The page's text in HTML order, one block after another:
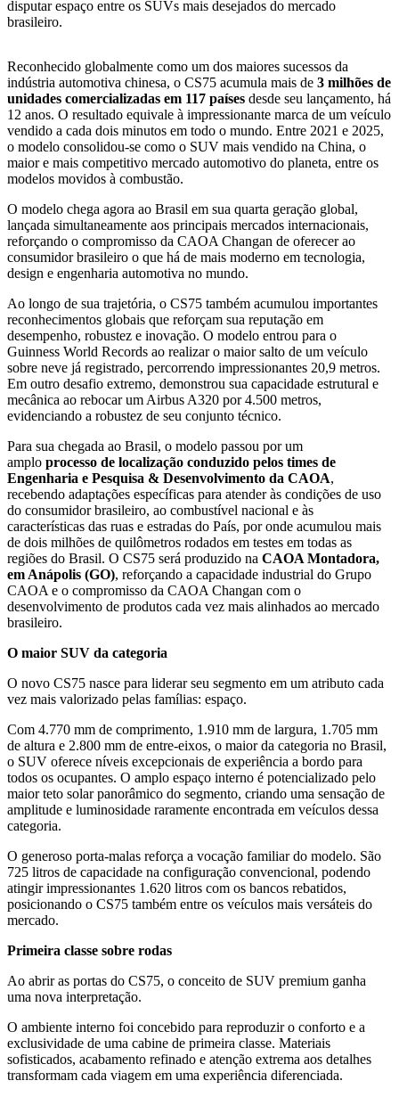
disputar espaço entre os SUVs mais desejados do mercado
brasileiro.
Reconhecido globalmente como um dos maiores sucessos da
indústria automotiva chinesa, o CS75 acumula mais de 3 milhões de
unidades comercializadas em 117 países desde seu lançamento, há
12 anos. O resultado equivale à impressionante marca de um veículo
vendido a cada dois minutos em todo o mundo. Entre 2021 e 2025,
o modelo consolidou-se como o SUV mais vendido na China, o
maior e mais competitivo mercado automotivo do planeta, entre os
modelos movidos à combustão.
O modelo chega agora ao Brasil em sua quarta geração global,
lançada simultaneamente aos principais mercados internacionais,
reforçando o compromisso da CAOA Changan de oferecer ao
consumidor brasileiro o que há de mais moderno em tecnologia,
design e engenharia automotiva no mundo.
Ao longo de sua trajetória, o CS75 também acumulou importantes
reconhecimentos globais que reforçam sua reputação em
desempenho, robustez e inovação. O modelo entrou para o
Guinness World Records ao realizar o maior salto de um veículo
sobre neve já registrado, percorrendo impressionantes 20,9 metros.
Em outro desafio extremo, demonstrou sua capacidade estrutural e
mecânica ao rebocar um Airbus A320 por 4.500 metros,
evidenciando a robustez de seu conjunto técnico.
Para sua chegada ao Brasil, o modelo passou por um
amplo processo de localização conduzido pelos times de
Engenharia e Pesquisa & Desenvolvimento da CAOA,
recebendo adaptações específicas para atender às condições de uso
do consumidor brasileiro, ao combustível nacional e às
características das ruas e estradas do País, por onde acumulou mais
de dois milhões de quilômetros rodados em testes em todas as
regiões do Brasil. O CS75 será produzido na CAOA Montadora,
em Anápolis (GO), reforçando a capacidade industrial do Grupo
CAOA e o compromisso da CAOA Changan com o
desenvolvimento de produtos cada vez mais alinhados ao mercado
brasileiro.
O maior SUV da categoria
O novo CS75 nasce para liderar seu segmento em um atributo cada
vez mais valorizado pelas famílias: espaço.
Com 4.770 mm de comprimento, 1.910 mm de largura, 1.705 mm
de altura e 2.800 mm de entre-eixos, o maior da categoria no Brasil,
o SUV oferece níveis excepcionais de experiência a bordo para
todos os ocupantes. O amplo espaço interno é potencializado pelo
maior teto solar panorâmico do segmento, criando uma sensação de
amplitude e luminosidade raramente encontrada em veículos dessa
categoria.
O generoso porta-malas reforça a vocação familiar do modelo. São
725 litros de capacidade na configuração convencional, podendo
atingir impressionantes 1.620 litros com os bancos rebatidos,
posicionando o CS75 também entre os veículos mais versáteis do
mercado.
Primeira classe sobre rodas
Ao abrir as portas do CS75, o conceito de SUV premium ganha
uma nova interpretação.
O ambiente interno foi concebido para reproduzir o conforto e a
exclusividade de uma cabine de primeira classe. Materiais
sofisticados, acabamento refinado e atenção extrema aos detalhes
transformam cada viagem em uma experiência diferenciada.